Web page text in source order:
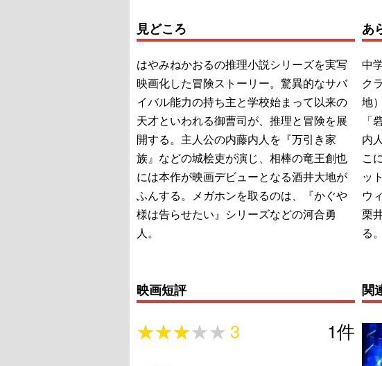
見どころ
はやみねかおるの推理小説シリーズを実写
映画化した冒険ストーリー。驚異的なサバ
イバル能力の持ち主と学校始まって以来の
天才といわれる御曹司が、推理と冒険を展
開する。主人公の内藤内人を『万引き家
族』などの城桧吏が演じ、相棒の竜王創也
には本作が映画デビューとなる酒井大地が
ふんする。メガホンを取るのは、『かぐや
様は告らせたい』シリーズなどの河合勇
人。
あ
中
ク
地
「
内
こ
ッ
ウ
栗
る。
映画短評
★★★★★
★★★★★ 3 1件
関